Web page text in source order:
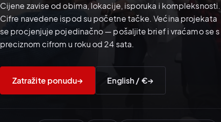
Cijene zavise od obima, lokacije, isporuka i kompleksnosti.
Cifre navedene ispod su početne tačke. Većina projekata
se procjenjuje pojedinačno — pošaljite brief i vraćamo se s
preciznom cifrom u roku od 24 sata.
Zatražite ponudu→ English / €→